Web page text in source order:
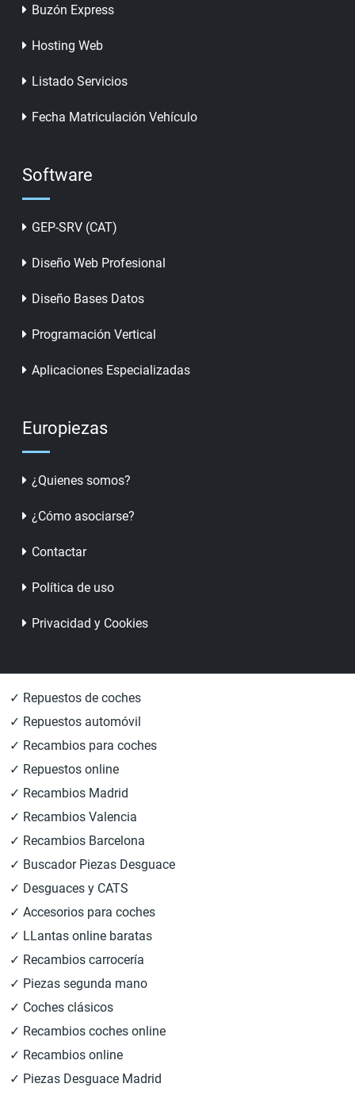
Buzón Express
Hosting Web
Listado Servicios
Fecha Matriculación Vehículo
Software
GEP-SRV (CAT)
Diseño Web Profesional
Diseño Bases Datos
Programación Vertical
Aplicaciones Especializadas
Europiezas
¿Quienes somos?
¿Cómo asociarse?
Contactar
Política de uso
Privacidad y Cookies
✓ Repuestos de coches
✓ Repuestos automóvil
✓ Recambios para coches
✓ Repuestos online
✓ Recambios Madrid
✓ Recambios Valencia
✓ Recambios Barcelona
✓ Buscador Piezas Desguace
✓ Desguaces y CATS
✓ Accesorios para coches
✓ LLantas online baratas
✓ Recambios carrocería
✓ Piezas segunda mano
✓ Coches clásicos
✓ Recambios coches online
✓ Recambios online
✓ Piezas Desguace Madrid